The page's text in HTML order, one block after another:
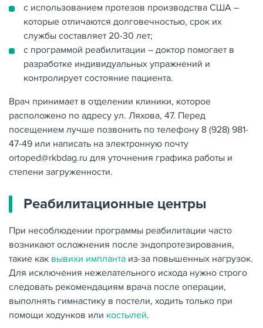
с использованием протезов производства США –
которые отличаются долговечностью, срок их
службы составляет 20-30 лет;
с программой реабилитации – доктор помогает в
разработке индивидуальных упражнений и
контролирует состояние пациента.
Врач принимает в отделении клиники, которое
расположено по адресу ул. Ляхова, 47. Перед
посещением лучше позвонить по телефону 8 (928) 981-
47-49 или написать на электронную почту
ortoped@rkbdag.ru для уточнения графика работы и
степени загруженности.
Реабилитационные центры
При несоблюдении программы реабилитации часто
возникают осложнения после эндопротезирования,
такие как вывихи импланта из-за повышенных нагрузок.
Для исключения нежелательного исхода нужно строго
следовать рекомендациям врача после операции,
выполнять гимнастику в постели, ходить только при
помощи ходунков или костылей.